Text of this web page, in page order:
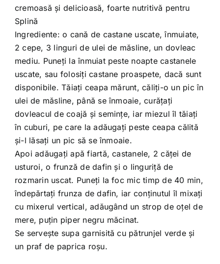
cremoasă şi delicioasă, foarte nutritivă pentru
Splină
Ingrediente: o cană de castane uscate, înmuiate,
2 cepe, 3 linguri de ulei de măsline, un dovleac
mediu. Puneţi la înmuiat peste noapte castanele
uscate, sau folosiţi castane proaspete, dacă sunt
disponibile. Tăiaţi ceapa mărunt, căliţi-o un pic în
ulei de măsline, până se înmoaie, curăţaţi
dovleacul de coajă şi seminţe, iar miezul îl tăiaţi
în cuburi, pe care la adăugaţi peste ceapa călită
şi-l lăsaţi un pic să se înmoaie.
Apoi adăugaţi apă fiartă, castanele, 2 căţei de
usturoi, o frunză de dafin şi o linguriţă de
rozmarin uscat. Puneţi la foc mic timp de 40 min,
îndepărtaţi frunza de dafin, iar conţinutul îl mixaţi
cu mixerul vertical, adăugând un strop de oţel de
mere, puţin piper negru măcinat.
Se serveşte supa garnisită cu pătrunjel verde şi
un praf de paprica roşu.